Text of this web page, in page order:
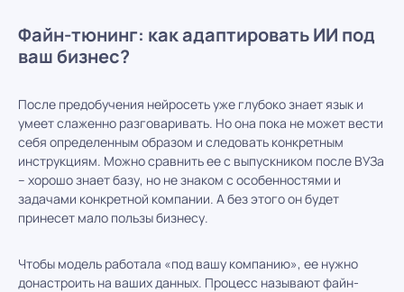
Файн-тюнинг: как адаптировать ИИ под
ваш бизнес?
После предобучения нейросеть уже глубоко знает язык и
умеет слаженно разговаривать. Но она пока не может вести
себя определенным образом и следовать конкретным
инструкциям. Можно сравнить ее с выпускником после ВУЗа
– хорошо знает базу, но не знаком с особенностями и
задачами конкретной компании. А без этого он будет
принесет мало пользы бизнесу.
Чтобы модель работала «под вашу компанию», ее нужно
донастроить на ваших данных. Процесс называют файн-